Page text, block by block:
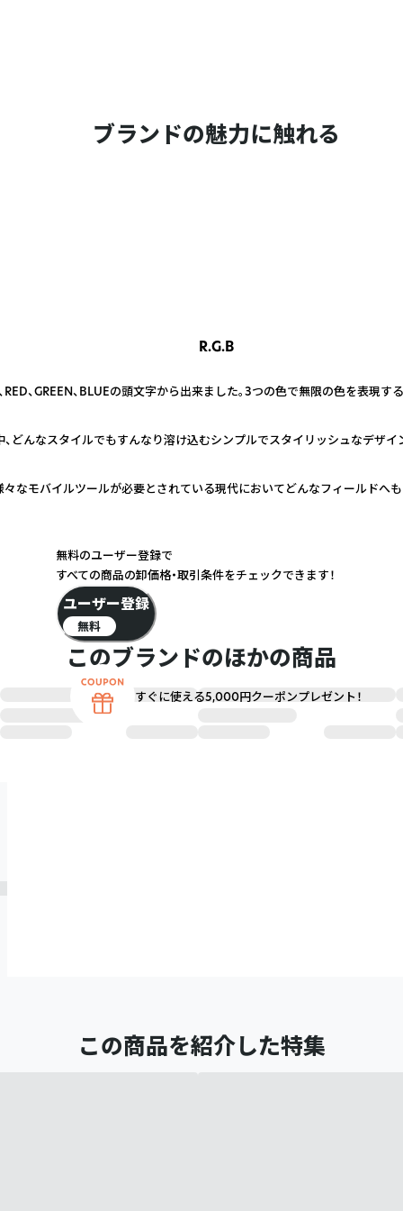
ブランドの魅力に触れる
R.G.B
、GREEN、BLUEの頭文字から出来ました。3つの色で無限の色を表現す
どんなスタイルでもすんなり溶け込むシンプルでスタイリッシュなデザイ
なモバイルツールが必要とされている現代においてどんなフィールドへも
このブランドのほかの商品
この商品を紹介した特集
無料のユーザー登録で
すべての商品の卸価格・取引条件をチェックできます！
ユーザー登録
無料
すぐに使える5,000円クーポンプレゼント！